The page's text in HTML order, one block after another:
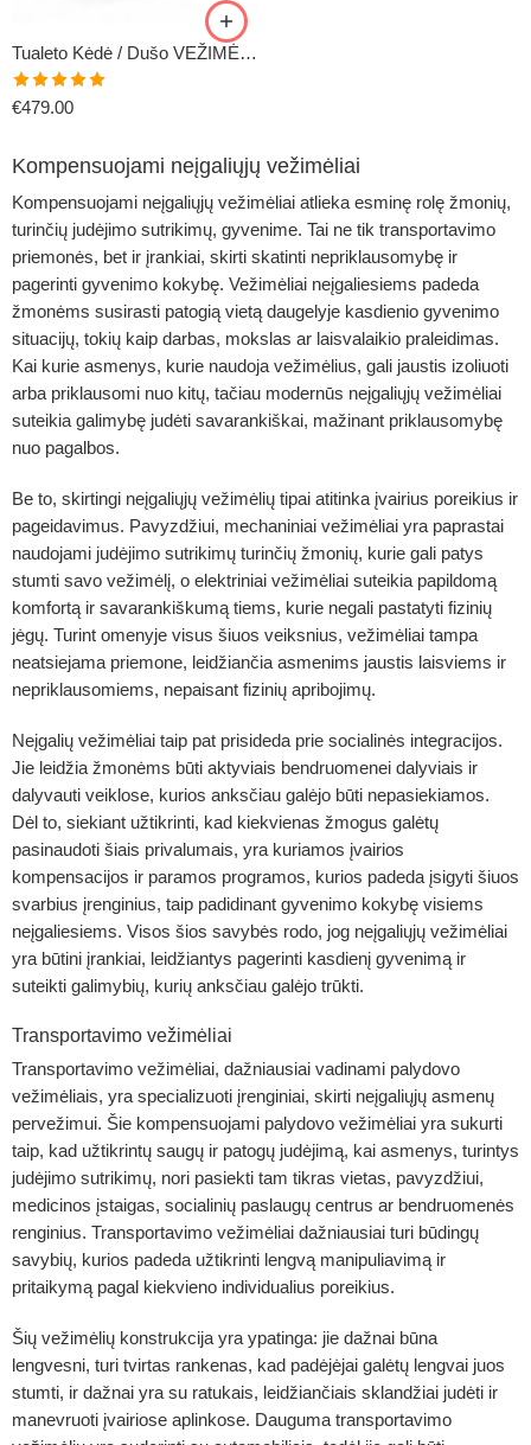
Tualeto Kėdė / Dušo VEŽIMĖLIS AKVA GO
Įvertinimas:
€479.00
Kompensuojami neįgaliųjų vežimėliai
Kompensuojami neįgaliųjų vežimėliai atlieka esminę rolę žmonių,
turinčių judėjimo sutrikimų, gyvenime. Tai ne tik transportavimo
priemonės, bet ir įrankiai, skirti skatinti nepriklausomybę ir
pagerinti gyvenimo kokybę. Vežimėliai neįgaliesiems padeda
žmonėms susirasti patogią vietą daugelyje kasdienio gyvenimo
situacijų, tokių kaip darbas, mokslas ar laisvalaikio praleidimas.
Kai kurie asmenys, kurie naudoja vežimėlius, gali jaustis izoliuoti
arba priklausomi nuo kitų, tačiau modernūs neįgaliųjų vežimėliai
suteikia galimybę judėti savarankiškai, mažinant priklausomybę
nuo pagalbos.
Be to, skirtingi neįgaliųjų vežimėlių tipai atitinka įvairius poreikius ir
pageidavimus. Pavyzdžiui, mechaniniai vežimėliai yra paprastai
naudojami judėjimo sutrikimų turinčių žmonių, kurie gali patys
stumti savo vežimėlį, o elektriniai vežimėliai suteikia papildomą
komfortą ir savarankiškumą tiems, kurie negali pastatyti fizinių
jėgų. Turint omenyje visus šiuos veiksnius, vežimėliai tampa
neatsiejama priemone, leidžiančia asmenims jaustis laisviems ir
nepriklausomiems, nepaisant fizinių apribojimų.
Neįgalių vežimėliai taip pat prisideda prie socialinės integracijos.
Jie leidžia žmonėms būti aktyviais bendruomenei dalyviais ir
dalyvauti veiklose, kurios anksčiau galėjo būti nepasiekiamos.
Dėl to, siekiant užtikrinti, kad kiekvienas žmogus galėtų
pasinaudoti šiais privalumais, yra kuriamos įvairios
kompensacijos ir paramos programos, kurios padeda įsigyti šiuos
svarbius įrenginius, taip padidinant gyvenimo kokybę visiems
neįgaliesiems. Visos šios savybės rodo, jog neįgaliųjų vežimėliai
yra būtini įrankiai, leidžiantys pagerinti kasdienį gyvenimą ir
suteikti galimybių, kurių anksčiau galėjo trūkti.
Transportavimo vežimėliai
Transportavimo vežimėliai, dažniausiai vadinami palydovo
vežimėliais, yra specializuoti įrenginiai, skirti neįgaliųjų asmenų
pervežimui. Šie kompensuojami palydovo vežimėliai yra sukurti
taip, kad užtikrintų saugų ir patogų judėjimą, kai asmenys, turintys
judėjimo sutrikimų, nori pasiekti tam tikras vietas, pavyzdžiui,
medicinos įstaigas, socialinių paslaugų centrus ar bendruomenės
renginius. Transportavimo vežimėliai dažniausiai turi būdingų
savybių, kurios padeda užtikrinti lengvą manipuliavimą ir
pritaikymą pagal kiekvieno individualius poreikius.
Šių vežimėlių konstrukcija yra ypatinga: jie dažnai būna
lengvesni, turi tvirtas rankenas, kad padėjėjai galėtų lengvai juos
stumti, ir dažnai yra su ratukais, leidžiančiais sklandžiai judėti ir
manevruoti įvairiose aplinkose. Dauguma transportavimo